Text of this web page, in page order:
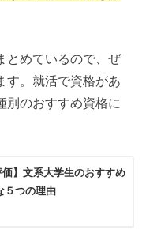
とめているので、ぜ
す。就活で資格があ
別のおすすめ資格に
価】文系大学生のおすすめ
５つの理由